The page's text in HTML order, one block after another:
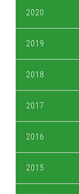
2020
2019
2018
2017
2016
2015